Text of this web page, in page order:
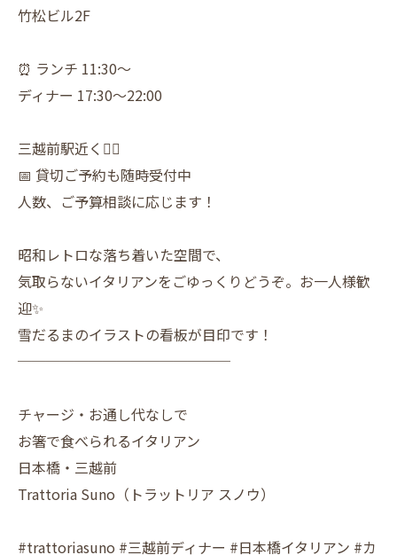
竹松ビル2F
⏰ ランチ 11:30～
ディナー 17:30～22:00
三越前駅近く🚶‍♀️
📅 貸切ご予約も随時受付中
人数、ご予算相談に応じます！
昭和レトロな落ち着いた空間で、
気取らないイタリアンをごゆっくりどうぞ。お一人様歓
迎✨
雪だるまのイラストの看板が目印です！
───────────────
チャージ・お通し代なしで
お箸で食べられるイタリアン
日本橋・三越前
Trattoria Suno（トラットリア スノウ）
#trattoriasuno #三越前ディナー #日本橋イタリアン #カ